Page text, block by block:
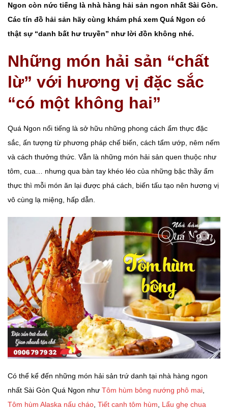
Ngon còn nức tiếng là nhà hàng hải sản ngon nhất Sài Gòn.
Các tín đồ hải sản hãy cùng khám phá xem Quá Ngon có
thật sự “danh bất hư truyền” như lời đồn không nhé.
Những món hải sản “chất
lừ” với hương vị đặc sắc
“có một không hai”
Quá Ngon nổi tiếng là sở hữu những phong cách ẩm thực đặc
sắc, ấn tượng từ phương pháp chế biến, cách tẩm ướp, nêm nếm
và cách thưởng thức. Vẫn là những món hải sản quen thuộc như
tôm, cua… nhưng qua bàn tay khéo léo của những bậc thầy ẩm
thực thì mỗi món ăn lại được phá cách, biến tấu tạo nên hương vị
vô cùng lạ miệng, hấp dẫn.
Có thể kể đến những món hải sản trứ danh tại nhà hàng ngon
nhất Sài Gòn Quá Ngon như Tôm hùm bông nướng phô mai,
Tôm hùm Alaska nấu cháo, Tiết canh tôm hùm, Lẩu ghẹ chua